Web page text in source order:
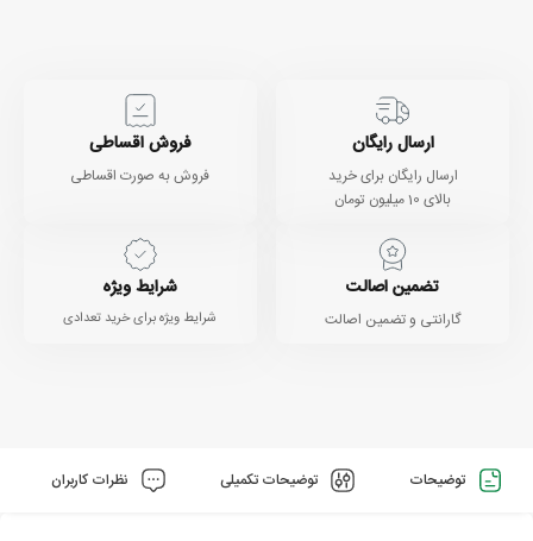
ارسال رایگان
ارسال رایگان برای خرید
بالای 10 میلیون تومان
فروش اقساطی
فروش به صورت اقساطی
تضمین اصالت
گارانتی و تضمین اصالت
شرایط ویژه
شرایط ویژه برای خرید تعدادی
توضیحات توضیحات تکمیلی نظرات کاربران